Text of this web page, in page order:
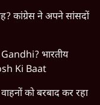
कांग्रेस ने अपने सांसदों
भारतीय
Ki Baat
को बरबाद कर रहा